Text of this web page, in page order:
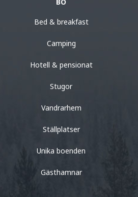
Bed & breakfast
Camping
Hotell & pensionat
Stugor
Vandrarhem
Ställplatser
Unika boenden
Gästhamnar